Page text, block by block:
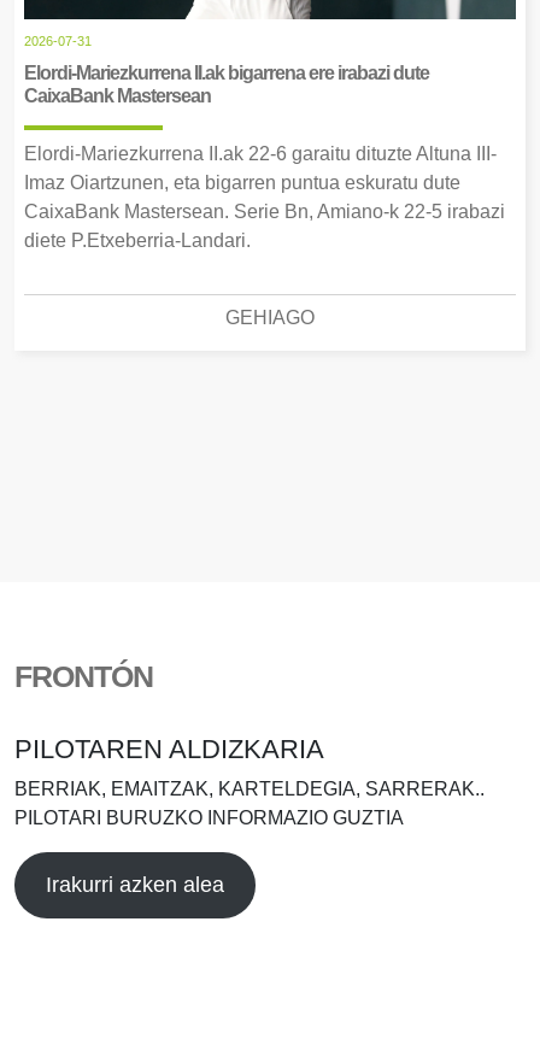
2026-07-31
Elordi-Mariezkurrena II.ak bigarrena ere irabazi dute
CaixaBank Mastersean
Elordi-Mariezkurrena II.ak 22-6 garaitu dituzte Altuna III-
Imaz Oiartzunen, eta bigarren puntua eskuratu dute
CaixaBank Mastersean. Serie Bn, Amiano-k 22-5 irabazi
diete P.Etxeberria-Landari.
GEHIAGO
FRONTÓN
PILOTAREN ALDIZKARIA
BERRIAK, EMAITZAK, KARTELDEGIA, SARRERAK..
PILOTARI BURUZKO INFORMAZIO GUZTIA
Irakurri azken alea